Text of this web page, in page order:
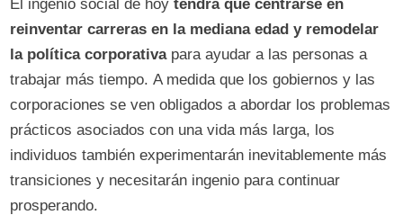
El ingenio social de hoytendrá que centrarse en
reinventar carreras en la mediana edad y remodelar
la política corporativapara ayudar a las personas a
trabajar más tiempo. A medida que los gobiernos y las
corporaciones se ven obligados a abordar los problemas
prácticos asociados con una vida más larga, los
individuos también experimentarán inevitablemente más
transiciones y necesitarán ingenio para continuar
prosperando.